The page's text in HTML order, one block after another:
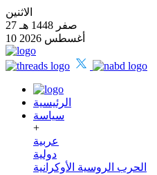
الاثنين
27 صفر 1448 هـ
10 أغسطس 2026
الرئيسية
سياسة
+
عربية
دولية
الحرب الروسية الأوكرانية